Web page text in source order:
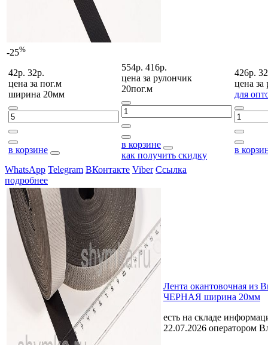
-25%
42р. 32р.
цена за пог.м
ширина 20мм
в корзине
554р. 416р.
цена за рулончик
20пог.м
в корзине
как получить скидку
426р.
цена за
для
в
WhatsApp Telegram ВКонтакте Viber Ссылка
подробнее
Лента окантовочная из
ЧЕРНАЯ ширина 20мм
есть на складе
22.07.2026 оператором